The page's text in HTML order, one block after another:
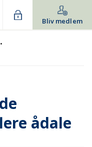
Bliv medlem
•
ådale